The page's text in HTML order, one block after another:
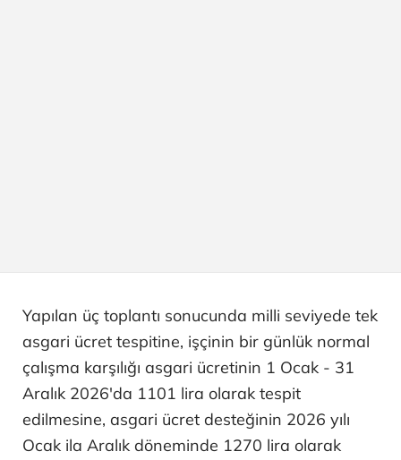
Yapılan üç toplantı sonucunda milli seviyede tek
asgari ücret tespitine, işçinin bir günlük normal
çalışma karşılığı asgari ücretinin 1 Ocak - 31
Aralık 2026'da 1101 lira olarak tespit
edilmesine, asgari ücret desteğinin 2026 yılı
Ocak ila Aralık döneminde 1270 lira olarak